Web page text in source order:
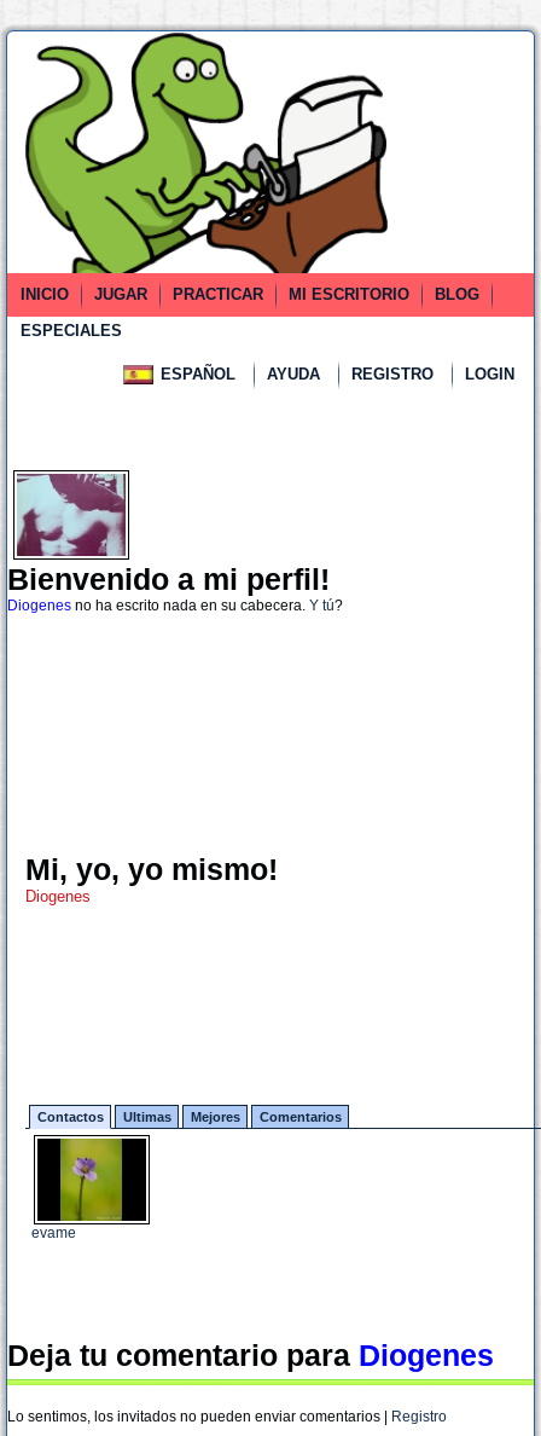
INICIO JUGAR PRACTICAR MI ESCRITORIO
BLOG
ESPECIALES
ESPAÑOL AYUDA REGISTRO LOGIN
Bienvenido a mi perfil!
Diogenes no ha escrito nada en su cabecera. Y tú?
Mi, yo, yo mismo!
Diogenes
Contactos Ultimas Mejores Comentarios
evame
Deja tu comentario para Diogenes
Lo sentimos, los invitados no pueden enviar comentarios | Registro